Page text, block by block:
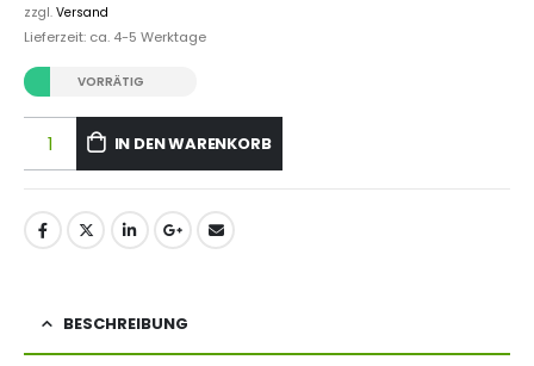
zzgl. Versand
Lieferzeit: ca. 4-5 Werktage
VORRÄTIG
IN DEN WARENKORB
BESCHREIBUNG